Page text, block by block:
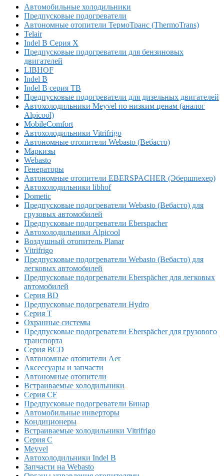
Автомобильные холодильники
Предпусковые подогреватели
Автономные отопители ТермоТранс (ThermoTrans)
Telair
Indel B Серия X
Предпусковые подогреватели для бензиновых
двигателей
LIBHOF
Indel B
Indel B серия TB
Предпусковые подогреватели для дизельных двигателей
Автохолодильники Meyvel по низким ценам (аналог
Alpicool)
MobileComfort
Автохолодильники Vitrifrigo
Автономные отопители Webasto (Вебасто)
Маркизы
Webasto
Генераторы
Автономные отопители EBERSPACHER (Эбершпехер)
Автохолодильники libhof
Dometic
Предпусковые подогреватели Webasto (Вебасто) для
грузовых автомобилей
Предпусковые подогреватели Eberspacher
Автохолодильники Alpicool
Воздушный отопитель Planar
Vitrifrigo
Предпусковые подогреватели Webasto (Вебасто) для
легковых автомобилей
Предпусковые подогреватели Eberspächer для легковых
автомобилей
Серия BD
Предпусковые подогреватели Hydro
Серия T
Охранные системы
Предпусковые подогреватели Eberspächer для грузового
транспорта
Серия BCD
Автономные отопители Аer
Аксессуары и запчасти
Автономные отопители
Встраиваемые холодильники
Серия CF
Предпусковые подогреватели Бинар
Автомобильные инверторы
Кондиционеры
Встраиваемые холодильники Vitrifrigo
Серия C
Meyvel
Автохолодильники Indel B
Запчасти на Webasto